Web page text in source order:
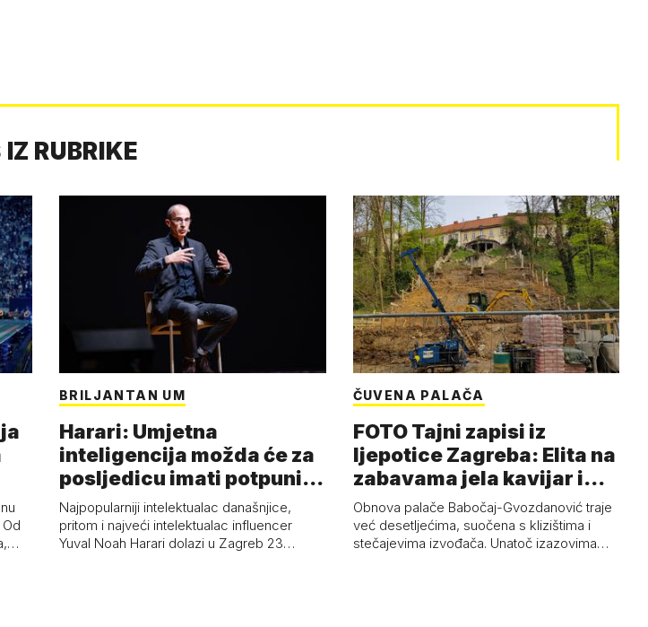
RUBRIKE
BRILJANTAN UM
Harari: Umjetna
inteligencija možda će za
posljedicu imati potpuni
kolaps čovje…
Najpopularniji intelektualac današnjice,
pritom i najveći intelektualac influencer
Yuval Noah Harari dolazi u Zagreb 23…
ČUVENA PALAČA
FOTO Tajni zapisi iz
ljepotice Zagreba: Elita na
zabavama jela kavijar i
pud…
Obnova palače Babočaj-Gvozdanović traje
već desetljećima, suočena s klizištima i
stečajevima izvođača. Unatoč izazovima…